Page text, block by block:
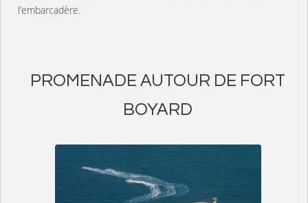
l’embarcadère.
PROMENADE AUTOUR DE FORT
BOYARD